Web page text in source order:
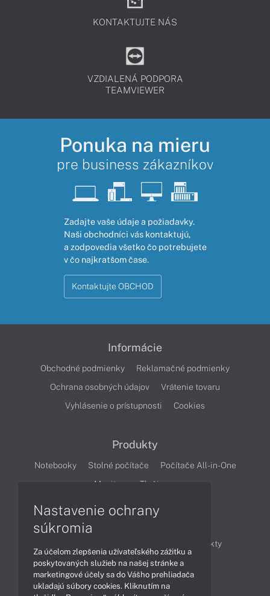
KONTAKTUJTE NÁS
VZDIALENÁ PODPORA
TEAMVIEWER
Ponuka na mieru
pre business zákazníkov
Zadajte vaše údaje a požiadavky.
Naši obchodníci vás kontaktujú,
a zodpovedia všetko čo potrebujete
v čo najkratšom čase.
Kontaktujte OBCHOD
Informácie
Obchodné podmienky
Reklamačné podmienky
Ochrana osobných údajov
Vrátenie tovaru
Vyhlásenie o prístupnosti
Cookies
Produkty
Notebooky Stolné počítače
Počítače All-in-One
Monitory
Tlačiarne
Produkty
Technológie
Videá
Nastavenie ochrany
súkromia
Za účelom zlepšenia užívateľského zážitku a
poskytovaných služieb na našej stránke a
marketingové účely sa do Vášho prehliadača
ukladajú súbory cookies. Kliknutím na